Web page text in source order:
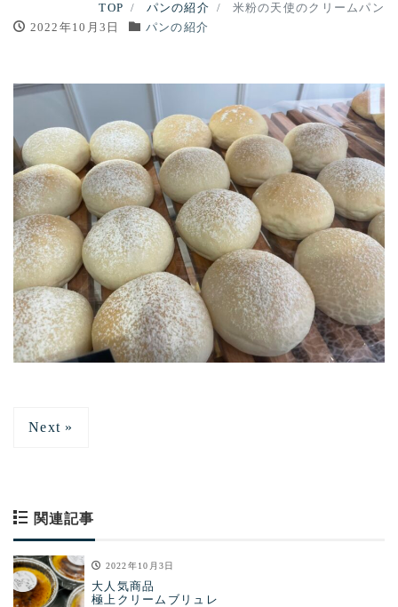
TOP パンの紹介
米粉の天使のクリームパン
2022年10月3日
パンの紹介
Next »
関連記事
2022年10月3日
大人気商品
極上クリームブリュレ